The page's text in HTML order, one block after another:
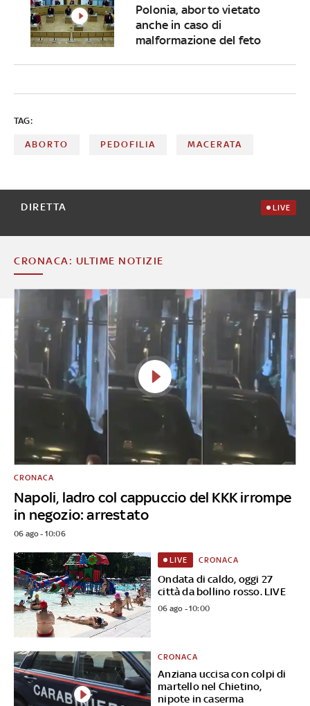
Polonia, aborto vietato
anche in caso di
malformazione del feto
TAG:
ABORTO PEDOFILIA MACERATA
DIRETTA LIVE
CRONACA: ULTIME NOTIZIE
Napoli, ladro col cappuccio del KKK irrompe
in negozio: arrestato
CRONACA
06 ago - 10:06
Ondata di caldo, oggi 27
città da bollino rosso. LIVE
LIVE CRONACA
06 ago - 10:00
Anziana uccisa con colpi di
martello nel Chietino,
nipote in caserma
CRONACA